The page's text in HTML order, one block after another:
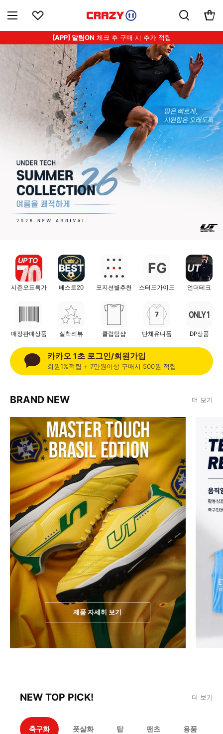
[APP] 알림ON 체크 후 구매 시 추가 적립
UP TO
시즌오프특가 베스트20 포지션별추천
FG
스터드가이드
UT
언더테크
매장판매상품 실착리뷰 클럽팀샵 단체유니폼
ONLY 1
DP상품
카카오 1초 로그인/회원가입
회원1%적립 + 7만원이상 구매시 500원 적립
BRAND NEW 더 보기
제품 자세히 보기
NEW TOP PICK! 더 보기
축구화 풋살화 탑 팬츠 용품